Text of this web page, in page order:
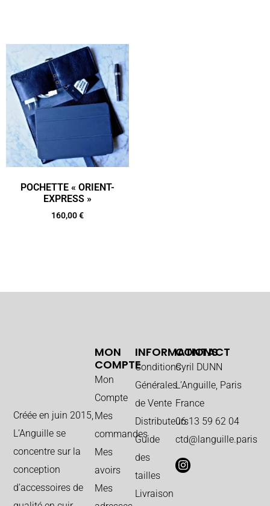
POCHETTE « ORIENT-
EXPRESS »
160,00€
Créée en juin 2015,
L’Anguille se
concentre sur la
conception
d’accessoires de
INFORMATIONS
Conditions
Générales
de Vente
Distributeurs
Guide
des
tailles
Livraison
MON
COMPTE
Mon
Compte
Mes
commandes
Mes
avoirs
Mes
CONTACT
Cyril DUNN
L’Anguille, Paris
France
06 13 59 62 04
ctd@languille.paris